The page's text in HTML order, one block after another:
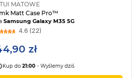
MATOWE
Matt Case Pro™
Samsung Galaxy M35 5G
4.6 (22)
zł
Kup do21:00 - Wyślemy dziś